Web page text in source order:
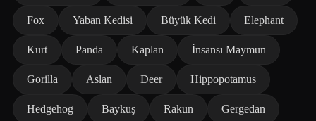
Fox Yaban Kedisi Büyük Kedi Elephant
Kurt Panda Kaplan İnsansı Maymun
Gorilla Aslan Deer Hippopotamus
Hedgehog Baykuş Rakun Gergedan